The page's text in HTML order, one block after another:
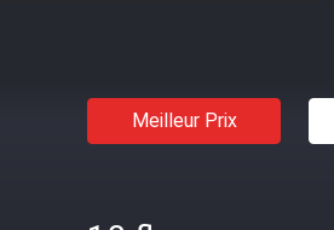
Meilleur Prix